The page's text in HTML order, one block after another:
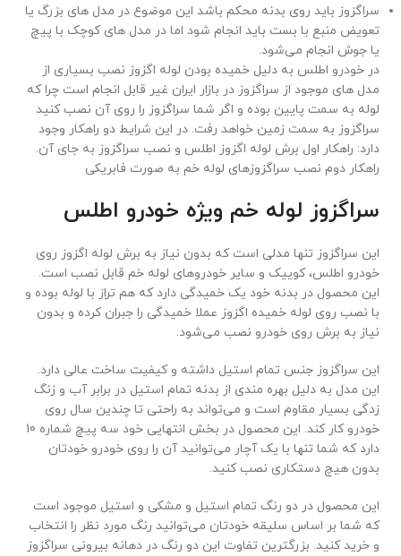
سراگزوز باید روی بدنه محکم باشد این موضوع در مدل های بزرگ یا
تعویض منبع با بست باید انجام شود اما در مدل های کوچک با پیچ
یا جوش انجام می‌شود.
در خودرو اطلس به دلیل خمیده بودن لوله اگزوز نصب بسیاری از
مدل های موجود از سراگزوز در بازار ایران غیر قابل انجام است چرا که
لوله به سمت پایین بوده و اگر شما سراگزوز را روی آن نصب کنید
سراگزوز به سمت زمین خواهد رفت. در این شرایط دو راهکار وجود
دارد: راهکار اول برش لوله اگزوز اطلس و نصب سراگزوز به جای آن.
راهکار دوم نصب سراگزوزهای لوله خم به صورت فابریکی
سراگزوز لوله خم ویژه خودرو اطلس
این سراگزوز تنها مدلی است که بدون نیاز به برش لوله اگزوز روی
خودرو اطلس، کوییک و سایر خودروهای لوله خم قابل نصب است.
این محصول در بدنه خود یک خمیدگی دارد که هم تراز با لوله بوده و
با نصب روی لوله خمیده اگزوز عملا خمیدگی را جبران کرده و بدون
نیاز به برش روی خودرو نصب می‌شود.
این سراگزوز جنس تمام استیل داشته و کیفیت ساخت عالی دارد.
این مدل به دلیل بهره مندی از بدنه تمام استیل در برابر آب و زنگ
زدگی بسیار مقاوم است و می‌تواند به راحتی تا چندین سال روی
خودرو کار کند. این محصول در بخش انتهایی خود سه پیچ شماره 10
دارد که شما تنها با یک آچار می‌توانید آن را روی خودرو خودتان
بدون هیچ دستکاری نصب کنید.
این محصول در دو رنگ تمام استیل و مشکی و استیل موجود است
که شما بر اساس سلیقه خودتان می‌توانید رنگ مورد نظر را انتخاب
و خرید کنید. بزرگترین تفاوت این دو رنگ در دهانه بیرونی سراگزوز